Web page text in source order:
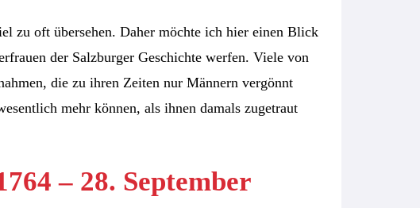
zu oft übersehen. Daher möchte ich hier einen Blick
der Salzburger Geschichte werfen. Viele von
die zu ihren Zeiten nur Männern vergönnt
mehr können, als ihnen damals zugetraut
– 28. September